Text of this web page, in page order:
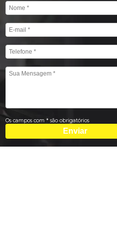
Os campos com * são obrigatórios